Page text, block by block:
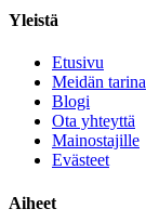
Yleistä
Etusivu
Meidän tarina
Blogi
Ota yhteyttä
Mainostajille
Evästeet
Aiheet